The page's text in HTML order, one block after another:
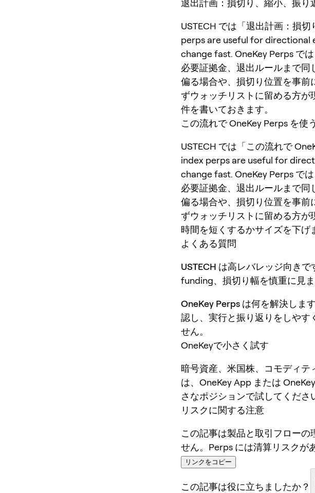
退出計画：損切り、縮小、振り
USTECH では「退出計画：損
perps are useful for directional
change fast. OneKey Perps で
必要証拠金、退出ルールまで同
偏る場合や、損切り位置を事前
ずウォッチリストに留める方が
件を書いておきます。
この流れで OneKey Perps を使
USTECH では「この流れで
index perps are useful for
change fast. OneKey Perps で
必要証拠金、退出ルールまで同
偏る場合や、損切り位置を事前
ずウォッチリストに留める方
時間を短くするかサイズを下げ
よくある質問
USTECH は高レバレッジ向きで
funding、損切り幅を慎重に見ま
OneKey Perps は何を解決しま
認し、実行と振り返りをしやす
せん。
OneKeyで小さく試す
暗号資産、米国株、コモディテ
は、OneKey App または
さなポジションで試してくださ
リスクに関する注意
この記事は製品と取引フロー
せん。Perps には清算リスクが
リンクをコピー
この記事は役に立ちましたか？